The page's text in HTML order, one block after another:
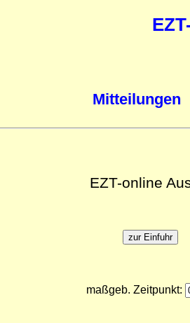
Mitteilungen
EZT-online
maßgeb. Zeitpunkt: